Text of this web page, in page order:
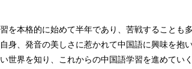
を本格的に始めて半年であり、苦戦すること
身、発音の美しさに惹かれて中国語に興味を
界を知り、これからの中国語学習を進めてい